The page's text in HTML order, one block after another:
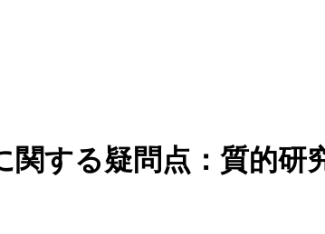
関する疑問点：質的研